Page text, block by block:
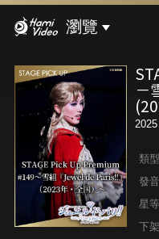
瀏覽
－
2025
類型
發音
星等
下